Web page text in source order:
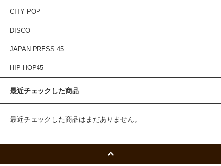
CITY POP
DISCO
JAPAN PRESS 45
HIP HOP45
最近チェックした商品
最近チェックした商品はまだありません。